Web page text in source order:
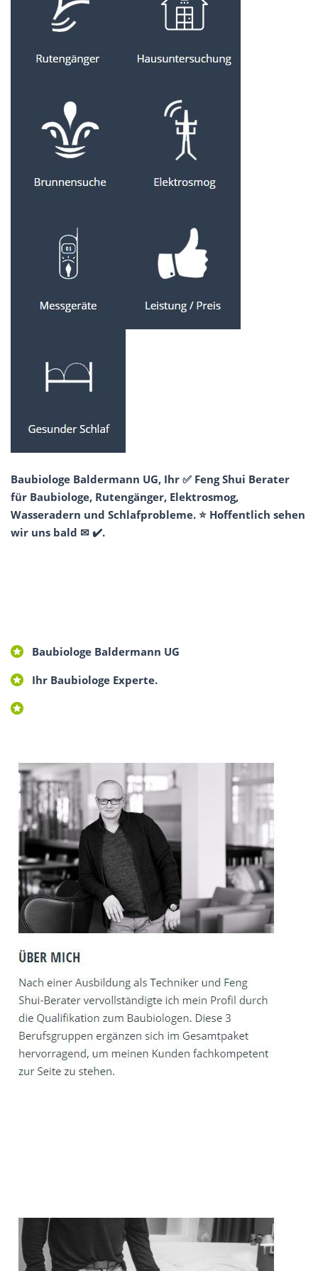
Baubiologe Baldermann UG, Ihr ✅ Feng Shui Berater
für Baubiologe, Rutengänger, Elektrosmog,
Wasseradern und Schlafprobleme. ⭐ Hoffentlich sehen
wir uns bald ✉ ✔️.
Baubiologe Baldermann UG
Ihr Baubiologe Experte.